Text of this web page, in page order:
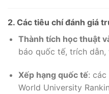
2. Các tiêu chí đánh giá
Thành tích học thuật
báo quốc tế, trích
Xếp hạng quốc tế: các
World University